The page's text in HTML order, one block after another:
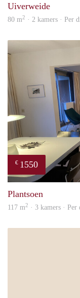
Uiverweide
80 m2 · 2 kamers · Per
€ 1550
Plantsoen
117 m2 · 3 kamers ·